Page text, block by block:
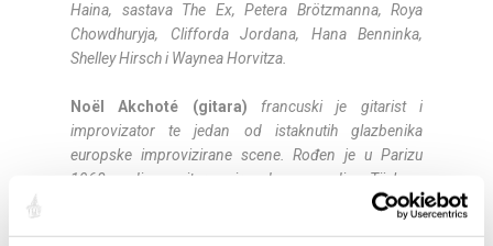
Haina, sastava The Ex, Petera Brötzmanna, Roya
Chowdhuryja, Clifforda Jordana, Hana Benninka,
Shelley Hirsch i Waynea Horvitza.
Noël Akchoté (gitara) francuski je gitarist i
improvizator te jedan od istaknutih glazbenika
europske improvizirane scene. Rođen je u Parizu
1968. godine, a gitaru svira od osme godine. Tijekom
karijere surađivao je s glazbenicima kao što su Tal